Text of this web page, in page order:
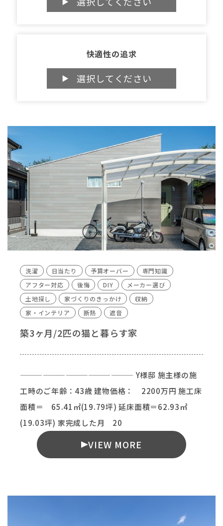
快適性の追求
洗濯 日当たり 予算オーバー
専門知識
アフター対応
後悔 DIY
メーカー選び
土地探し
家づくりのきっかけ
収納
家・インテリア
断熱 遮音
築3ヶ月/2匹の猫と暮らす家
——————————————— Y様邸 施主様の施
工時のご年齢：43歳 建物価格： 2200万円 施工床
面積＝ 65.41㎡(19.79坪) 延床面積＝62.93㎡
(19.03坪) 家完成した月 20
VIEW MORE